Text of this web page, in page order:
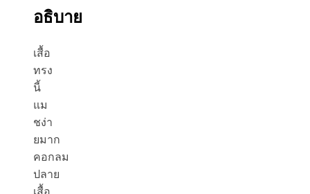
อธิบาย
เสื้อ
ทรง
นี้
แม
ชง่า
ยมาก
คอกลม
ปลาย
เสื้อ